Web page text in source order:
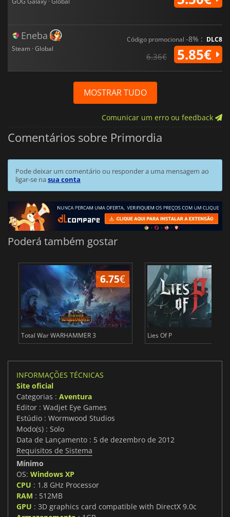
Eneba
Steam · Global
Código promocional -8% : DLC8
6.36€ 5.85€
MOSTRAR TUDO
Comunicar um erro ou feedback
Comentários sobre Primordia
Pode deixar um comentário ou responder a uma mensagem ao
ligar-se nasua conta
Poderá também gostar
6.75€
Total War WARHAMMER 3 Lies Of P
INFORMAÇÕES TÉCNICAS
Site oficial
Categorias : Aventura
Editor : Wadjet Eye Games
Estúdio : Wormwood Studios
Modo(s) : Solo
Data de Lançamento : 5 de dezembro de 2012
Requisitos de Sistema
Mínimo
OS: Windows XP
CPU : 1.8 GHz Processor
RAM : 512MB
GPU : 3D graphics card compatible with DirectX 9.0c